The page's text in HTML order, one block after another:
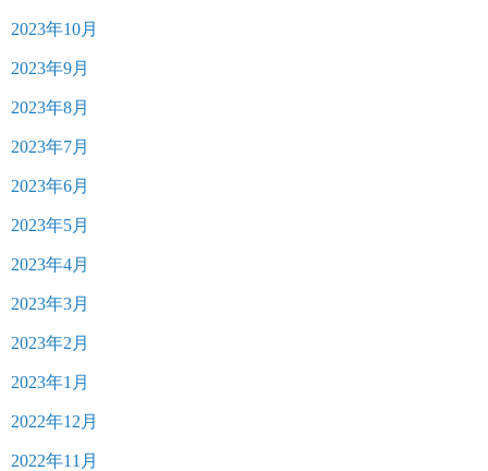
2023年10月
2023年9月
2023年8月
2023年7月
2023年6月
2023年5月
2023年4月
2023年3月
2023年2月
2023年1月
2022年12月
2022年11月